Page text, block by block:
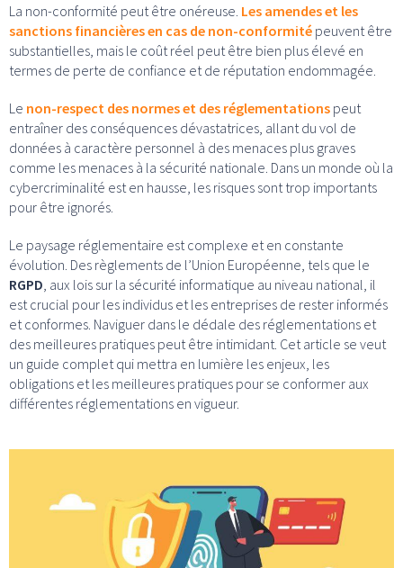
La non-conformité peut être onéreuse. Les amendes et les
sanctions financières en cas de non-conformité peuvent être
substantielles, mais le coût réel peut être bien plus élevé en
termes de perte de confiance et de réputation endommagée.
Le non-respect des normes et des réglementations peut
entraîner des conséquences dévastatrices, allant du vol de
données à caractère personnel à des menaces plus graves
comme les menaces à la sécurité nationale. Dans un monde où la
cybercriminalité est en hausse, les risques sont trop importants
pour être ignorés.
Le paysage réglementaire est complexe et en constante
évolution. Des règlements de l’Union Européenne, tels que le
RGPD , aux lois sur la sécurité informatique au niveau national, il
est crucial pour les individus et les entreprises de rester informés
et conformes. Naviguer dans le dédale des réglementations et
des meilleures pratiques peut être intimidant. Cet article se veut
un guide complet qui mettra en lumière les enjeux, les
obligations et les meilleures pratiques pour se conformer aux
différentes réglementations en vigueur.